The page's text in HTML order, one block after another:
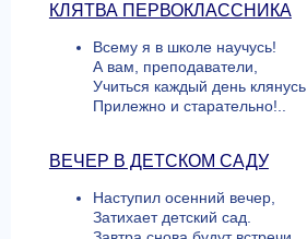
КЛЯТВА ПЕРВОКЛАССНИКА
Всему я в школе научусь!
А вам, преподаватели,
Учиться каждый день клянусь
Прилежно и старательно!..
ВЕЧЕР В ДЕТСКОМ САДУ
Наступил осенний вечер,
Затихает детский сад.